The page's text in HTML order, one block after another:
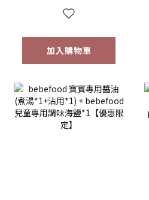
寶寶粥( 蓮藕雞肉粥
加入購物車